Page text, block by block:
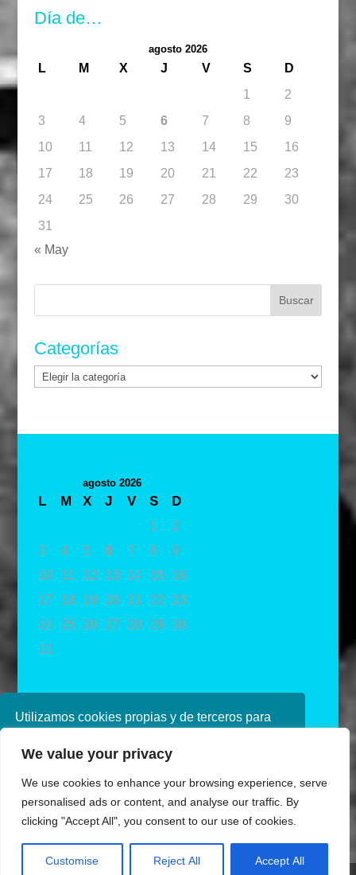
Utilizamos cookies propias y de terceros para
navegando, consideramos que acepta su uso.
política de cookies consulte nuestra
Política de
privacidad
We value your privacy
We use cookies to enhance your browsing experience, serve
personalised ads or content, and analyse our traffic. By
clicking "Accept All", you consent to our use of cookies.
Customise Reject All Accept All
Día de…
agosto 2026
L M X J V S
D
1
2
3
4 5 6 7 8
9
10
11 12 13 14 15
16
17
18 19 20 21 22
23
24
25 26 27 28 29
30
31
« May
Buscar:
Categorías
Categorías
agosto 2026
L M X J V S
D
1
2
3
4 5 6 7 8
9
10
11 12 13 14 15
16
17
18 19 20 21 22
23
24
25 26 27 28 29 30
31
Diseñado por Ana de Miguel